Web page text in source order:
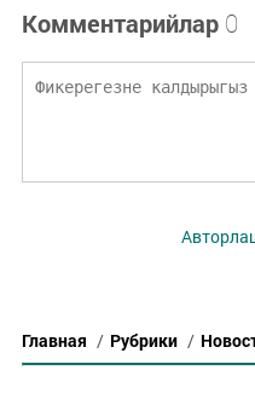
Комментарийлар 0
Главная / Рубрики /